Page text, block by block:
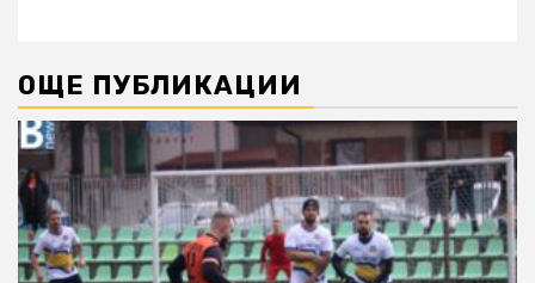
ОЩЕ ПУБЛИКАЦИИ